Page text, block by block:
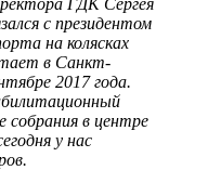
с президентом
на колясках
в Санкт-
2017 года.
собрания в центре
у нас